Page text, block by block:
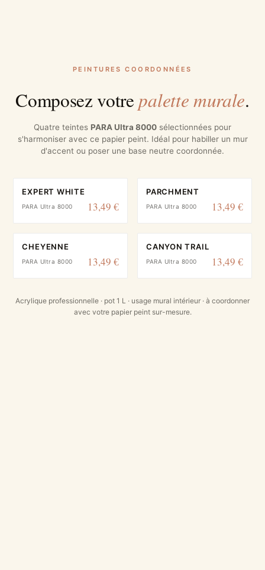
PEINTURES COORDONNÉES
Composez votrepalette murale.
Quatre teintes PARA Ultra 8000 sélectionnées pour
s'harmoniser avec ce papier peint. Idéal pour habiller un mur
d'accent ou poser une base neutre coordonnée.
EXPERT WHITE
PARA Ultra 8000 13,49 €
PARCHMENT
PARA Ultra 8000 13,49 €
CHEYENNE
PARA Ultra 8000 13,49 €
CANYON TRAIL
PARA Ultra 8000 13,49 €
Acrylique professionnelle · pot 1 L · usage mural intérieur · à coordonner
avec votre papier peint sur-mesure.